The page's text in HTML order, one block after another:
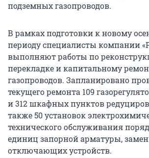
подземных газопроводов.
В рамках подготовки к новому
периоду специалисты компании
выполняют работы по
перекладке и капитальному
газопроводов. Запланировано
текущего ремонта 109
и 312 шкафных пунктов
также 50 установок
технического обслуживания
единиц запорной арматуры,
отключающих устройств.